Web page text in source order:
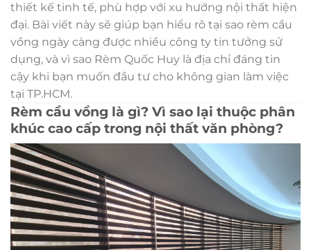
thiết kế tinh tế, phù hợp với xu hướng nội thất hiện
đại. Bài viết này sẽ giúp bạn hiểu rõ tại sao rèm cầu
vồng ngày càng được nhiều công ty tin tưởng sử
dụng, và vì sao Rèm Quốc Huy là địa chỉ đáng tin
cậy khi bạn muốn đầu tư cho không gian làm việc
tại TP.HCM.
Rèm cầu vồng là gì? Vì sao lại thuộc phân
khúc cao cấp trong nội thất văn phòng?